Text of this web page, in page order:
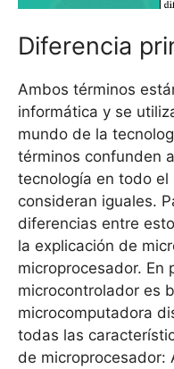
Diferencia
Ambos términos
informática y se
mundo de la
términos confunden
tecnología en todo el
consideran iguales.
diferencias entre
la explicación de
microprocesador. En
microcontrolador es
microcomputadora
todas las
de microprocesador: